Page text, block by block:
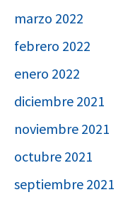
marzo 2022
febrero 2022
enero 2022
diciembre 2021
noviembre 2021
octubre 2021
septiembre 2021